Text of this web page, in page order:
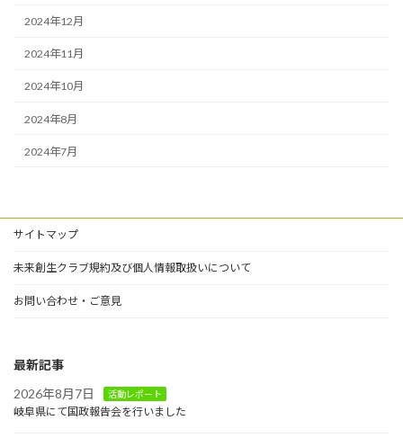
2024年12月
2024年11月
2024年10月
2024年8月
2024年7月
サイトマップ
未来創生クラブ規約及び個人情報取扱いについて
お問い合わせ・ご意見
最新記事
2026年8月7日
活動レポート
岐阜県にて国政報告会を行いました